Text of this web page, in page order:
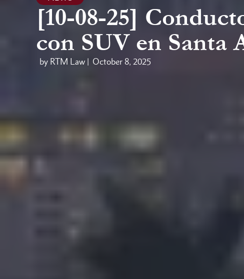
[10-08-25]
con SUV en Santa
by RTM Law | October 8, 2025